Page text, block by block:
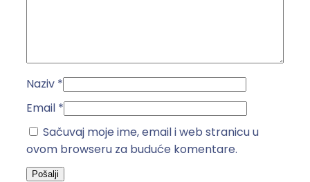
k
o
č
i
Naziv *
Email *
Sačuvaj moje ime, email i web stranicu u
ovom browseru za buduće komentare.